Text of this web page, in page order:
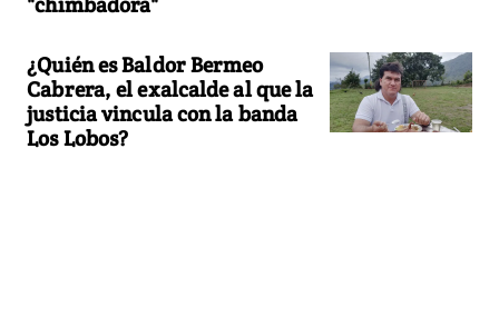
¿Quién es Baldor Bermeo
Cabrera, el exalcalde al que la
justicia vincula con la banda
Los Lobos?